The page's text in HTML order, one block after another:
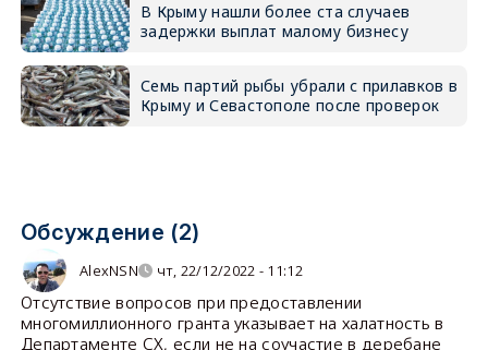
В Крыму нашли более ста случаев
задержки выплат малому бизнесу
Семь партий рыбы убрали с прилавков в
Крыму и Севастополе после проверок
Обсуждение (2)
AlexNSN чт, 22/12/2022 - 11:12
Отсутствие вопросов при предоставлении
многомиллионного гранта указывает на халатность в
Департаменте СХ, если не на соучастие в деребане